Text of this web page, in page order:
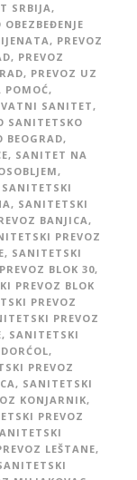
SRBIJA,
, PREVOZ
, PREVOZ
, PREVOZ UZ
,
SANITET,
SANITETSKO
BEOGRAD,
, SANITET NA
,
SANITETSKI
, SANITETSKI
BANJICA,
PREVOZ
, SANITETSKI
BLOK 30,
PREVOZ BLOK
PREVOZ
PREVOZ
, SANITETSKI
,
PREVOZ
, SANITETSKI
KONJARNIK,
PREVOZ
LEŠTANE,